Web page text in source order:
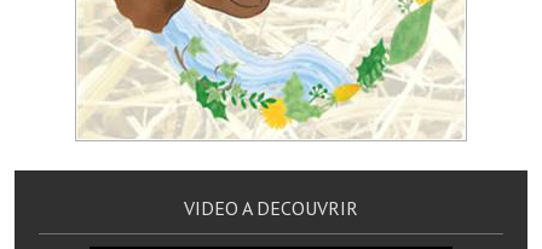
Etablissements scolaires
Equipements sportifs
Bibliothèque
Commerces et professions libérales
VIDEO A DECOUVRIR